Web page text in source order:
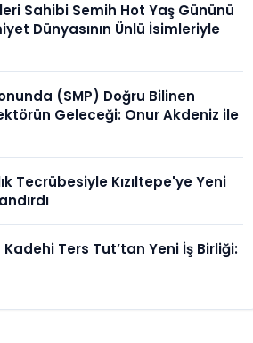
Sahibi Semih Hot Yaş Gününü
Dünyasının Ünlü İsimleriyle
(SMP) Doğru Bilinen
Geleceği: Onur Akdeniz ile
Tecrübesiyle Kızıltepe'ye Yeni
Kadehi Ters Tut’tan Yeni İş Birliği: